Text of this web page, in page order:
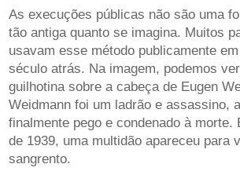
As execuções públicas não são uma
tão antiga quanto se imagina. Muitos
usavam esse método publicamente
século atrás. Na imagem, podemos
guilhotina sobre a cabeça de Eugen
Weidmann foi um ladrão e assassino,
finalmente pego e condenado à morte.
de 1939, uma multidão apareceu para
sangrento.